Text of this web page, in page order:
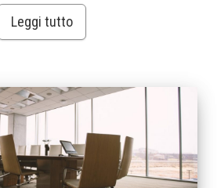
Leggi tutto